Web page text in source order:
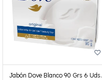
Jabón Dove Blanco 90 Grs 6 Uds.